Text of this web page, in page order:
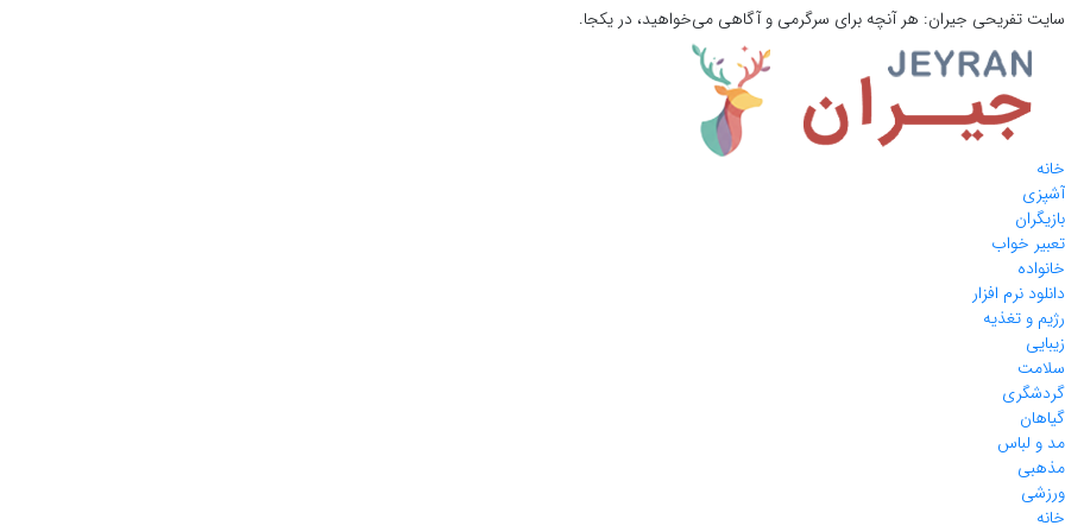
سایت تفریحی جیران: هر آنچه برای سرگرمی و آگاهی می‌خواهید، در یکجا.
خانه
آشپزی
بازیگران
تعبیر خواب
خانواده
دانلود نرم افزار
رژیم و تغذیه
زیبایی
سلامت
گردشگری
گیاهان
مد و لباس
مذهبی
ورزشی
خانه